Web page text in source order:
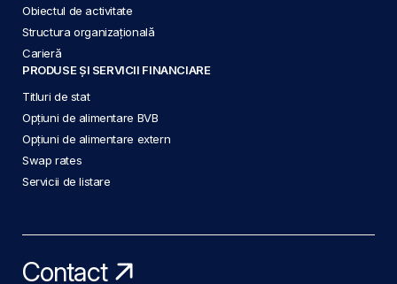
Obiectul de activitate
Structura organizațională
Carieră
PRODUSE ȘI SERVICII FINANCIARE
Titluri de stat
Opțiuni de alimentare BVB
Opțiuni de alimentare extern
Swap rates
Servicii de listare
Contact